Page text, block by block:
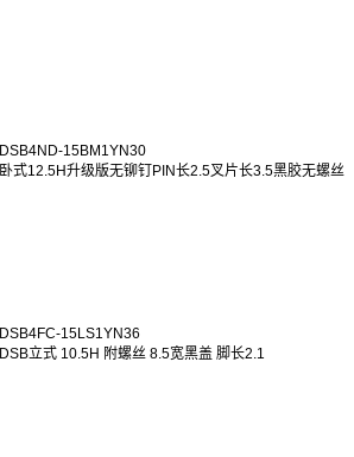
DSB4ND-15BM1YN30
卧式12.5H升级版无铆钉PIN长2.5叉片长3.5黑胶无螺丝
DSB4FC-15LS1YN36
DSB立式 10.5H 附螺丝 8.5宽黑盖 脚长2.1